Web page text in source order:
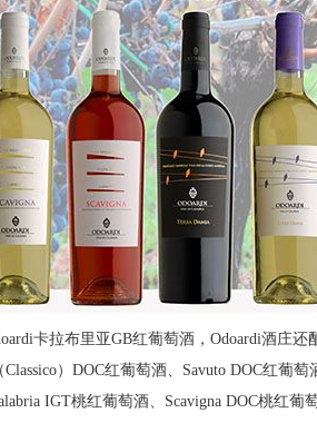
卡拉布里亚GB红葡萄酒，Odoardi酒庄还
）DOC红葡萄酒、Savuto DOC红葡
IGT桃红葡萄酒、Scavigna DOC桃红葡